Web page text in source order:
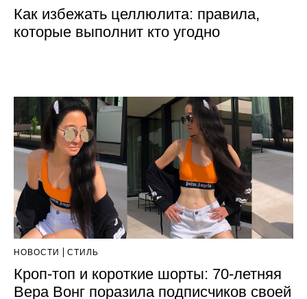
Как избежать целлюлита: правила,
которые выполнит кто угодно
НОВОСТИ СТИЛЬ
Кроп-топ и короткие шорты: 70-летняя
Вера Вонг поразила подписчиков своей